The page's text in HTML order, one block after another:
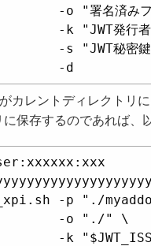
-o "署名済みフ
-k "JWT発行
-s "JWT秘密
カレントディレクトリ
保存するのであれば、
-p "./
-o "./" \
-k